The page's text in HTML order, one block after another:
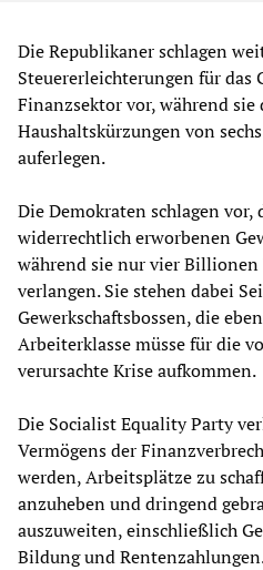
Die Republikaner schlagen
Steuererleichterungen für das
Finanzsektor vor, während
Haushaltskürzungen von
auferlegen.
Die Demokraten schlagen
widerrechtlich erworbenen
während sie nur vier
verlangen. Sie stehen dabei
Gewerkschaftsbossen, die
Arbeiterklasse müsse für die
verursachte Krise aufkommen.
Die Socialist Equality Party
Vermögens der
werden, Arbeitsplätze zu
anzuheben und dringend
auszuweiten, einschließlich
Bildung und